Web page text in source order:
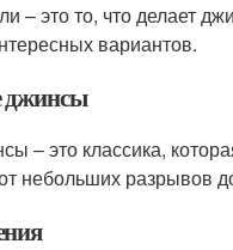
– это то, что делает
вариантов.
джинсы
– это классика,
небольших разрывов